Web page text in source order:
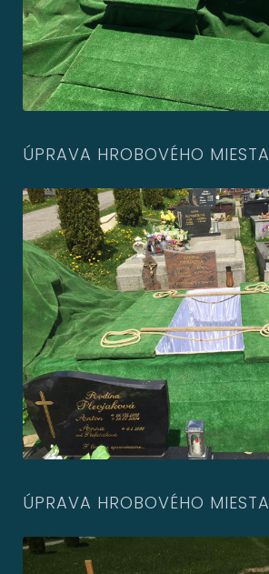
ÚPRAVA HROBOVÉHO MIESTA
ÚPRAVA HROBOVÉHO MIESTA